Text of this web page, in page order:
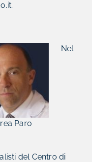
Paro
Nel
del Centro di